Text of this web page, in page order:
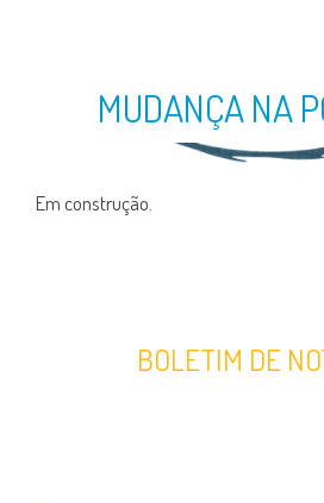
MUDANÇA NA
Em construção.
BOLETIM DE